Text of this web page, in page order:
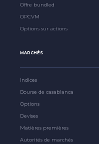
Offre bundled
OPCVM
Options sur actions
MARCHÉS
Indices
Bourse de casablanca
Options
Devises
Matières premières
Autorités de marchés